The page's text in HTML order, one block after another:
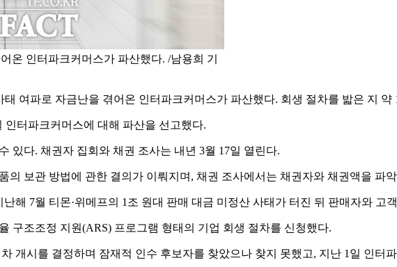
온 인터파크커머스가 파산했다. /남용희 기
여파로 자금난을 겪어온 인터파크커머스가 파산했다. 회생 절차를 밟은 지 약
터파크커머스에 대해 파산을 선고했다.
있다. 채권자 집회와 채권 조사는 내년 3월 17일 열린다.
의 보관 방법에 관한 결의가 이뤄지며, 채권 조사에서는 채권자와 채권액을 파
해 7월 티몬·위메프의 1조 원대 판매 대금 미정산 사태가 터진 뒤 판매자와 고
구조조정 지원(ARS) 프로그램 형태의 기업 회생 절차를 신청했다.
개시를 결정하며 잠재적 인수 후보자를 찾았으나 찾지 못했고, 지난 1일 인터